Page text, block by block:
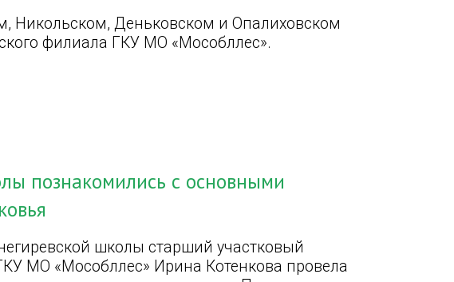
Никольском, Деньковском и Опалиховском
филиала ГКУ МО «Мособллес».
познакомились с основными
школы старший участковый
МО «Мособллес» Ирина Котенкова провела